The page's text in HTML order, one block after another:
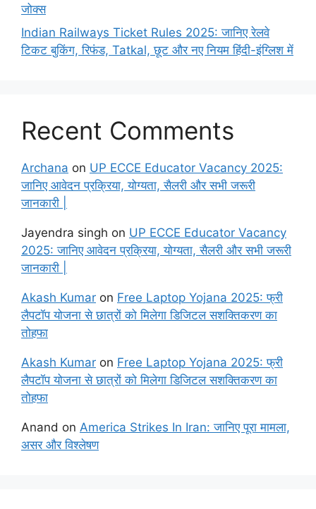
जोक्स
Indian Railways Ticket Rules 2025: जानिए रेलवे
टिकट बुकिंग, रिफंड, Tatkal, छूट और नए नियम हिंदी-इंग्लिश में
Recent Comments
Archana on UP ECCE Educator Vacancy 2025:
जानिए आवेदन प्रक्रिया, योग्यता, सैलरी और सभी जरूरी
जानकारी |
Jayendra singh on UP ECCE Educator Vacancy
2025: जानिए आवेदन प्रक्रिया, योग्यता, सैलरी और सभी जरूरी
जानकारी |
Akash Kumar on Free Laptop Yojana 2025: फ्री
लैपटॉप योजना से छात्रों को मिलेगा डिजिटल सशक्तिकरण का
तोहफा
Akash Kumar on Free Laptop Yojana 2025: फ्री
लैपटॉप योजना से छात्रों को मिलेगा डिजिटल सशक्तिकरण का
तोहफा
Anand on America Strikes In Iran: जानिए पूरा मामला,
असर और विश्लेषण